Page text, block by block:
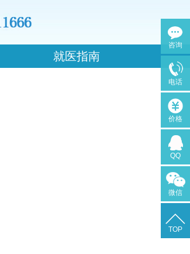
就医指南
咨询
电话
价格
QQ
微信
TOP